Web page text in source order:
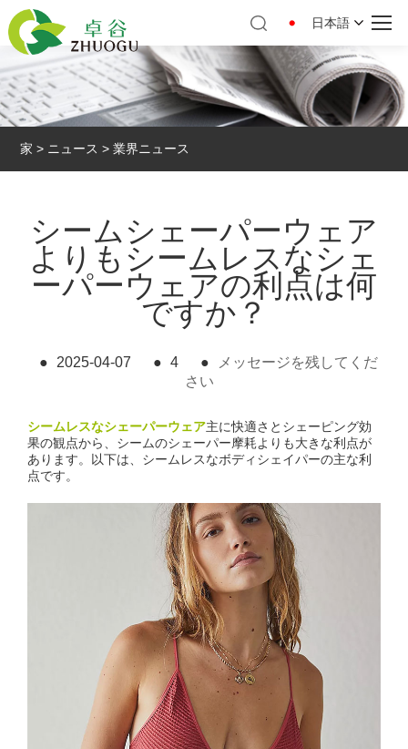
日本語
家 > ニュース >業界ニュース
シームシェーパーウェア
よりもシームレスなシェ
ーパーウェアの利点は何
ですか？
● 2025-04-07 ● 4 ●
メッセージを残してくだ
さい
シームレスなシェーパーウェア主に快適さとシェーピング効
果の観点から、シームのシェーパー摩耗よりも大きな利点が
あります。以下は、シームレスなボディシェイパーの主な利
点です。